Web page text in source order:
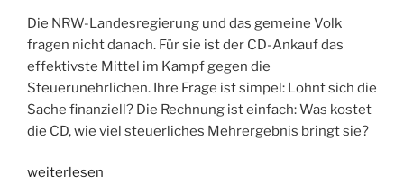
Die NRW-Landesregierung und das gemeine Volk
fragen nicht danach. Für sie ist der CD-Ankauf das
effektivste Mittel im Kampf gegen die
Steuerunehrlichen. Ihre Frage ist simpel: Lohnt sich die
Sache finanziell? Die Rechnung ist einfach: Was kostet
die CD, wie viel steuerliches Mehrergebnis bringt sie?
„Au
weiterlesen